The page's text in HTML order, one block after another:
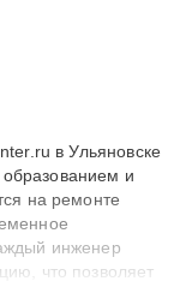
в Ульяновске
и
на ремонте
инженер
что позволяет